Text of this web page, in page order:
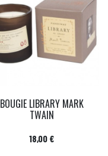
BOUGIE LIBRARY MARK
TWAIN
Prix
18,00 €